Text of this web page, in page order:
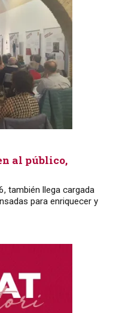
al público,
también llega cargada
para enriquecer y